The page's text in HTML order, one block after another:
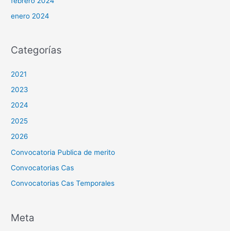
enero 2024
Categorías
2021
2023
2024
2025
2026
Convocatoria Publica de merito
Convocatorias Cas
Convocatorias Cas Temporales
Meta